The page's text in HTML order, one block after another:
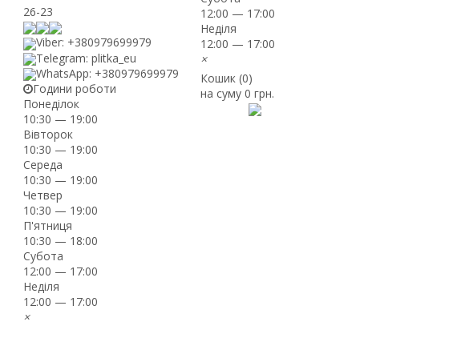
26-23
Viber: +380979699979
Telegram: plitka_eu
WhatsApp: +380979699979
Години роботи
Понеділок
10:30 — 19:00
Вівторок
10:30 — 19:00
Середа
10:30 — 19:00
Четвер
10:30 — 19:00
П'ятниця
10:30 — 18:00
Субота
12:00 — 17:00
Неділя
12:00 — 17:00
×
12:00 — 17:00
Неділя
12:00 — 17:00
×
Кошик (0)
на суму0 грн.